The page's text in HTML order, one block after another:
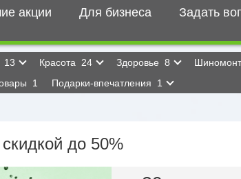
акции Для бизнеса Задать
13 Красота 24 Здоровье 8
1 Подарки-впечатления 1
до 50%